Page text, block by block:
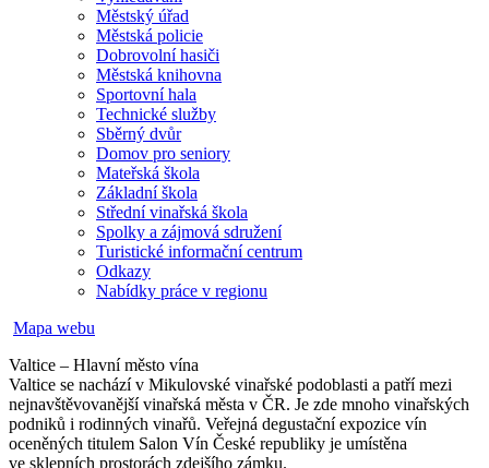
Městský úřad
Městská policie
Dobrovolní hasiči
Městská knihovna
Sportovní hala
Technické služby
Sběrný dvůr
Domov pro seniory
Mateřská škola
Základní škola
Střední vinařská škola
Spolky a zájmová sdružení
Turistické informační centrum
Odkazy
Nabídky práce v regionu
Mapa webu
Valtice – Hlavní město vína
Valtice se nachází v Mikulovské vinařské podoblasti a patří mezi
nejnavštěvovanější vinařská města v ČR. Je zde mnoho vinařských
podniků i rodinných vinařů. Veřejná degustační expozice vín
oceněných titulem Salon Vín České republiky je umístěna
ve sklepních prostorách zdejšího zámku.